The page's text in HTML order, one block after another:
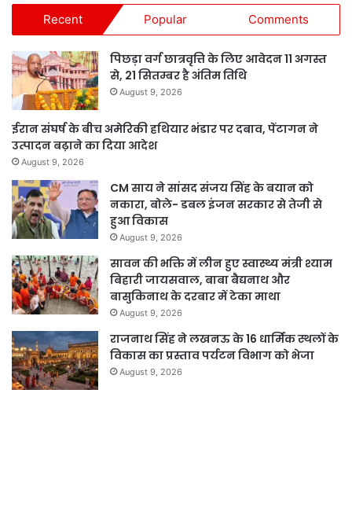
Recent Popular Comments
पिछड़ा वर्ग छात्रवृत्ति के लिए आवेदन 11 अगस्त
से, 21 सितम्बर है अंतिम तिथि
August 9, 2026
ईरान संघर्ष के बीच अमेरिकी हथियार भंडार पर दबाव, पेंटागन ने
उत्पादन बढ़ाने का दिया आदेश
August 9, 2026
CM साय ने सांसद संजय सिंह के बयान को
नकारा, बोले- डबल इंजन सरकार से तेजी से
हुआ विकास
August 9, 2026
सावन की भक्ति में लीन हुए स्वास्थ्य मंत्री श्याम
बिहारी जायसवाल, बाबा बैद्यनाथ और
बासुकिनाथ के दरबार में टेका माथा
August 9, 2026
राजनाथ सिंह ने लखनऊ के 16 धार्मिक स्थलों के
विकास का प्रस्ताव पर्यटन विभाग को भेजा
August 9, 2026